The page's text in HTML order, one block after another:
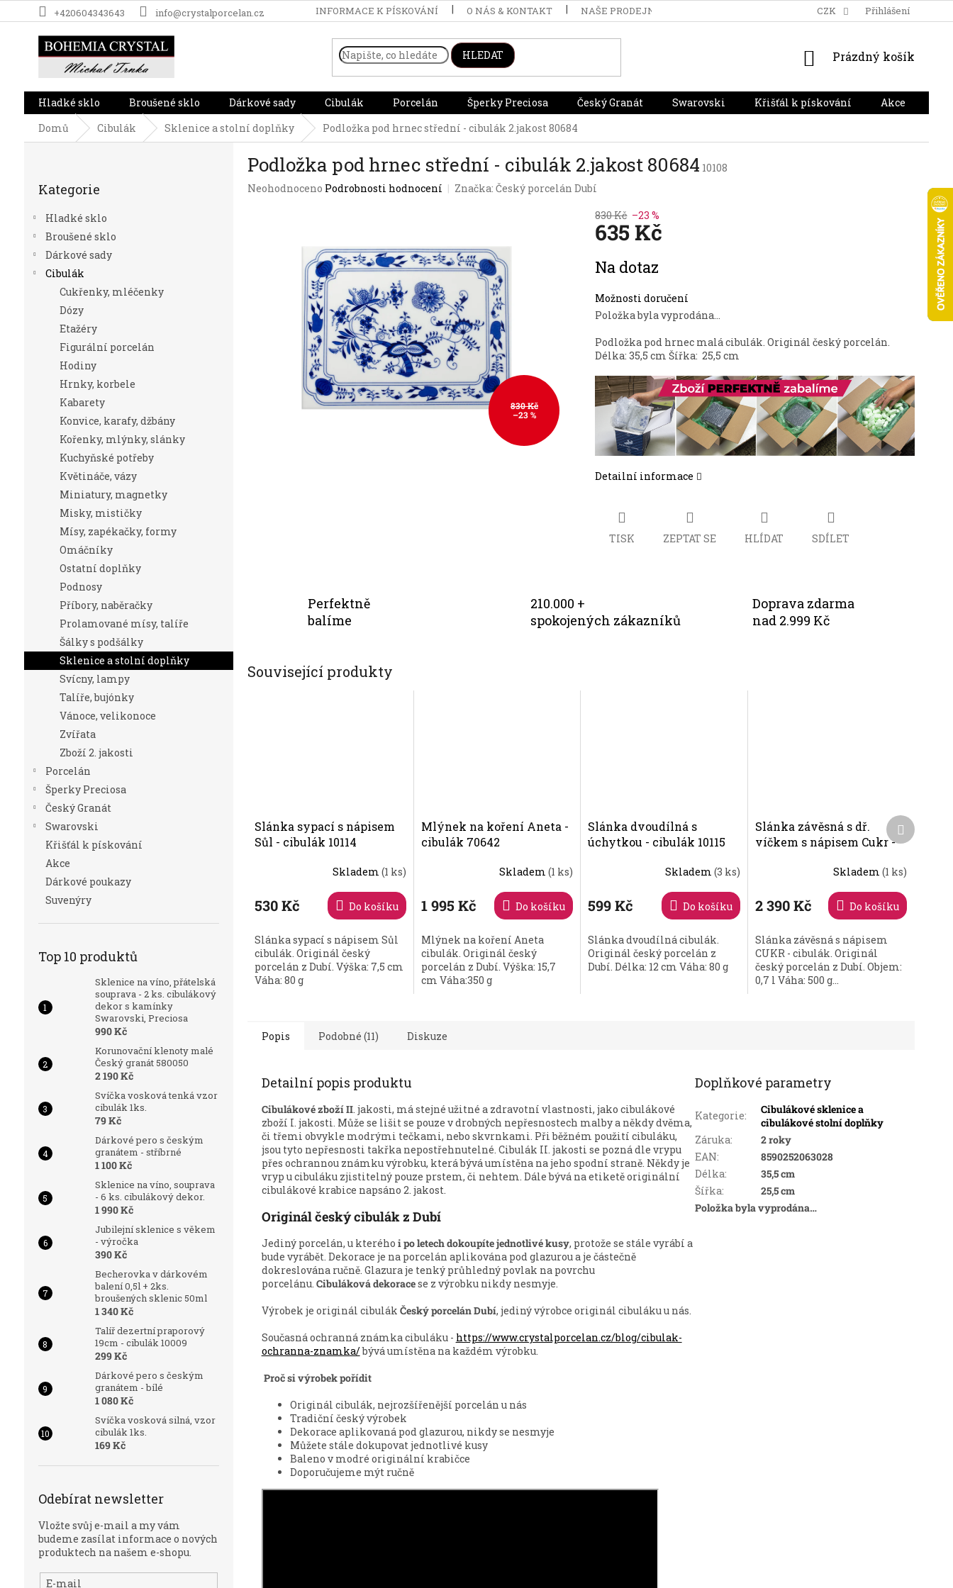
na
+420604343643 info@crystalporcelan.cz INFORMACE K PÍSKOVÁNÍ O NÁS & KONTAKT NAŠE PRODEJNA HODNOCENÍ OBCHODU
CZK Přihlášení
HLEDAT
NÁKUPNÍ
Prázdný košík
Hladké sklo Broušené sklo Dárkové sady Cibulák Porcelán Šperky Preciosa Český Granát Swarovski Křišťál k pískování Akce
Domů
Cibulák Sklenice a stolní doplňky Podložka pod hrnec střední - cibulák 2.jakost 80684
kategorie
Kategorie
Hladké sklo
Broušené sklo
Dárkové sady
Cibulák
Cukřenky, mléčenky
Dózy
Etažéry
Figurální porcelán
Hodiny
Hrnky, korbele
Kabarety
Konvice, karafy, džbány
Kořenky, mlýnky, slánky
Kuchyňské potřeby
Květináče, vázy
Miniatury, magnetky
Misky, mističky
Mísy, zapékačky, formy
Omáčníky
Ostatní doplňky
Podnosy
Příbory, naběračky
Prolamované mísy, talíře
Šálky s podšálky
Sklenice a stolní doplňky
Svícny, lampy
Talíře, bujónky
Vánoce, velikonoce
Zvířata
Zboží 2. jakosti
Porcelán
Šperky Preciosa
Český Granát
Swarovski
Křišťál k pískování
Akce
Dárkové poukazy
Suvenýry
Top 10 produktů
Sklenice na víno, přátelská
souprava - 2 ks. cibulákový
dekor s kamínky
Swarovski, Preciosa
990 Kč
Korunovační klenoty malé
Český granát 580050
2 190 Kč
Svíčka vosková tenká vzor
cibulák 1ks.
79 Kč
Dárkové pero s českým
granátem - stříbrné
1 100 Kč
Sklenice na víno, souprava
- 6 ks. cibulákový dekor.
1 990 Kč
Jubilejní sklenice s věkem
- výročka
390 Kč
Becherovka v dárkovém
balení 0,5l + 2ks.
broušených sklenic 50ml
1 340 Kč
Talíř dezertní praporový
19cm - cibulák 10009
299 Kč
Dárkové pero s českým
granátem - bílé
1 080 Kč
Svíčka vosková silná, vzor
cibulák 1ks.
169 Kč
Odebírat newsletter
Vložte svůj e-mail a my vám
budeme zasílat informace o nových
produktech na našem e-shopu.
E-mail
Podložka pod hrnec střední - cibulák 2.jakost 80684 10108
Průměrné
Neohodnoceno Podrobnosti hodnocení Značka:Český porcelán Dubí
830 Kč
–23 %
830 Kč –23 %
635 Kč
cena:
Na dotaz
Možnosti doručení
Položka byla vyprodána…
Podložka pod hrnec malá cibulák. Originál český porcelán.
Délka: 35,5 cm Šířka: 25,5 cm
Detailní informace
TISK ZEPTAT SE HLÍDAT SDÍLET
Perfektně
balíme
210.000 +
spokojených zákazníků
Doprava zdarma
nad 2.999 Kč
Související produkty
Slánka sypací s nápisem
Sůl - cibulák 10114
Skladem(1 ks)
530 Kč Do košíku
Slánka sypací s nápisem Sůl
cibulák. Originál český
porcelán z Dubí. Výška: 7,5 cm
Váha: 80 g
Mlýnek na koření Aneta -
cibulák 70642
produktu
je
z
5
hvězdiček.
Skladem(1 ks)
1 995 Kč Do košíku
Mlýnek na koření Aneta
cibulák. Originál český
porcelán z Dubí. Výška: 15,7
cm Váha:350 g
Slánka dvoudílná s
úchytkou - cibulák 10115
Skladem (3 ks)
599 Kč Do košíku
Slánka dvoudílná cibulák.
Originál český porcelán z
Dubí. Délka: 12 cm Váha: 80 g
Slánka závěsná s dř.
víčkem s nápisem Cukr -
Skladem(1 ks)
2 390 Kč Do košíku
Slánka závěsná s nápisem
CUKR - cibulák. Originál
český porcelán z Dubí. Objem:
0,7 l Váha: 500 g...
Další
produkt
Popis Podobné (11) Diskuze
Detailní popis produktu
Cibulákové zboží II. jakosti, má stejné užitné a zdravotní vlastnosti, jako cibulákové
zboží I. jakosti. Může se lišit se pouze v drobných nepřesnostech malby a někdy dvěma,
či třemi obvykle modrými tečkami, nebo skvrnkami. Při běžném použití cibuláku,
jsou tyto nepřesnosti takřka nepostřehnutelné. Cibulák II. jakosti se pozná dle vrypu
přes ochrannou známku výrobku, která bývá umístěna na jeho spodní straně. Někdy je
vryp u cibuláku zjistitelný pouze prstem, či nehtem. Dále bývá na etiketě originální
cibulákové krabice napsáno 2. jakost.
Originál český cibulák z Dubí
Jediný porcelán, u kterého i po letech dokoupíte jednotlivé kusy, protože se stále vyrábí a
bude vyrábět. Dekorace je na porcelán aplikována pod glazurou a je částečně
dokreslována ručně. Glazura je tenký průhledný povlak na povrchu
porcelánu. Cibuláková dekoracese z výrobku nikdy nesmyje.
Výrobek je originál cibulák Český porcelán Dubí, jediný výrobce originál cibuláku u nás.
Současná ochranná známka cibuláku - https://www.crystalporcelan.cz/blog/cibulak-
ochranna-znamka/bývá umístěna na každém výrobku.
Proč si výrobek pořídit
Originál cibulák, nejrozšířenější porcelán u nás
Tradiční český výrobek
Dekorace aplikovaná pod glazurou, nikdy se nesmyje
Můžete stále dokupovat jednotlivé kusy
Baleno v modré originální krabičce
Doporučujeme mýt ručně
Doplňkové parametry
Kategorie:
Cibulákové sklenice a
cibulákové stolní doplňky
Záruka:
2 roky
EAN:
8590252063028
Délka:
35,5 cm
Šířka:
25,5 cm
Položka byla vyprodána…